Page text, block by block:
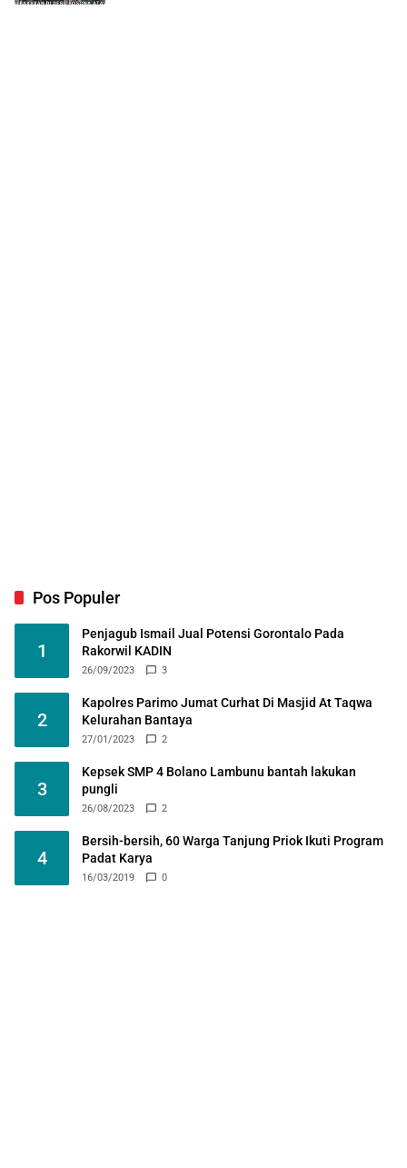
Pos Populer
1
Penjagub Ismail Jual Potensi Gorontalo Pada
Rakorwil KADIN
26/09/2023 3
2
Kapolres Parimo Jumat Curhat Di Masjid At Taqwa
Kelurahan Bantaya
27/01/2023 2
3
Kepsek SMP 4 Bolano Lambunu bantah lakukan
pungli
26/08/2023 2
4
Bersih-bersih, 60 Warga Tanjung Priok Ikuti Program
Padat Karya
16/03/2019 0